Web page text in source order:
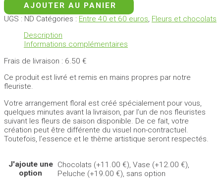
AJOUTER AU PANIER
UGS : ND Catégories : Entre 40 et 60 euros, Fleurs et chocolats
Description
Informations complémentaires
Frais de livraison : 6.50 €
Ce produit est livré et remis en mains propres par notre
fleuriste.
Votre arrangement floral est créé spécialement pour vous,
quelques minutes avant la livraison, par l’un de nos fleuristes
suivant les fleurs de saison disponible. De ce fait, votre
création peut être différente du visuel non-contractuel.
Toutefois, l’essence et le thème artistique seront respectés.
J'ajoute une
option
Chocolats (+11.00 €), Vase (+12.00 €),
Peluche (+19.00 €), sans option